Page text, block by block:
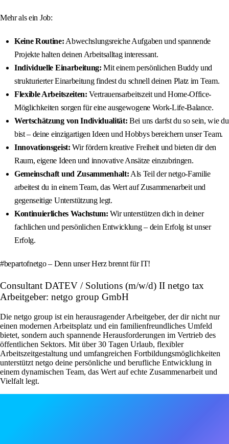
Mehr als ein Job:
Keine Routine: Abwechslungsreiche Aufgaben und spannende
Projekte halten deinen Arbeitsalltag interessant.
Individuelle Einarbeitung: Mit einem persönlichen Buddy und
strukturierter Einarbeitung findest du schnell deinen Platz im Team.
Flexible Arbeitszeiten: Vertrauensarbeitszeit und Home-Office-
Möglichkeiten sorgen für eine ausgewogene Work-Life-Balance.
Wertschätzung von Individualität: Bei uns darfst du so sein, wie du
bist – deine einzigartigen Ideen und Hobbys bereichern unser Team.
Innovationsgeist: Wir fördern kreative Freiheit und bieten dir den
Raum, eigene Ideen und innovative Ansätze einzubringen.
Gemeinschaft und Zusammenhalt: Als Teil der netgo-Familie
arbeitest du in einem Team, das Wert auf Zusammenarbeit und
gegenseitige Unterstützung legt.
Kontinuierliches Wachstum: Wir unterstützen dich in deiner
fachlichen und persönlichen Entwicklung – dein Erfolg ist unser
Erfolg.
#bepartofnetgo – Denn unser Herz brennt für IT!
Consultant DATEV / Solutions (m/w/d) II netgo tax
Arbeitgeber: netgo group GmbH
Die netgo group ist ein herausragender Arbeitgeber, der dir nicht nur
einen modernen Arbeitsplatz und ein familienfreundliches Umfeld
bietet, sondern auch spannende Herausforderungen im Vertrieb des
öffentlichen Sektors. Mit über 30 Tagen Urlaub, flexibler
Arbeitszeitgestaltung und umfangreichen Fortbildungsmöglichkeiten
unterstützt netgo deine persönliche und berufliche Entwicklung in
einem dynamischen Team, das Wert auf echte Zusammenarbeit und
Vielfalt legt.